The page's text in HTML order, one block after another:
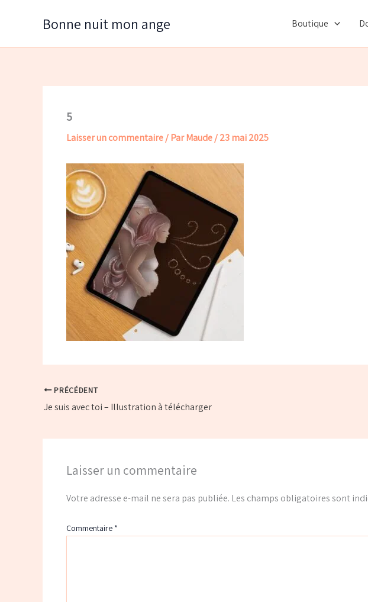
Bonne nuit mon ange Boutique
5
Laisser un commentaire/ ParMaude/23 mai 2025
PRÉCÉDENT
Je suis avec toi – Illustration à télécharger
Laisser un commentaire
Votre adresse e-mail ne sera pas publiée. Les champs obligatoires sont
Commentaire *